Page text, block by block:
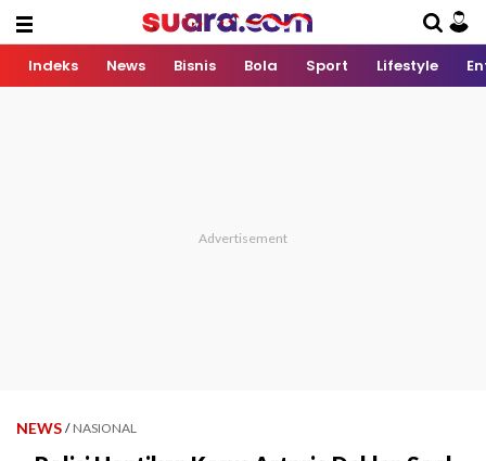
Indeks News Bisnis Bola Sport Lifestyle
NEWS / NASIONAL